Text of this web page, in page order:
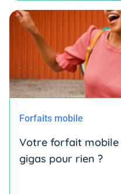
Forfaits mobile
Votre forfait
gigas pour rien ?